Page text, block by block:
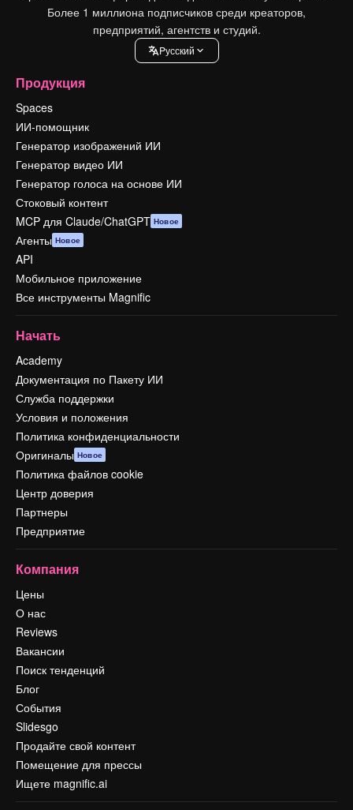
Более 1 миллиона подписчиков среди креаторов,
предприятий, агентств и студий.
Pусский
Продукция
Spaces
ИИ-помощник
Генератор изображений ИИ
Генератор видео ИИ
Генератор голоса на основе ИИ
Стоковый контент
MCP для Claude/ChatGPT Новое
Агенты Новое
API
Мобильное приложение
Все инструменты Magnific
Начать
Academy
Документация по Пакету ИИ
Служба поддержки
Условия и положения
Политика конфиденциальности
Оригиналы Новое
Политика файлов cookie
Центр доверия
Партнеры
Предприятие
Компания
Цены
О нас
Reviews
Вакансии
Поиск тенденций
Блог
События
Slidesgo
Продайте свой контент
Помещение для прессы
Ищете magnific.ai